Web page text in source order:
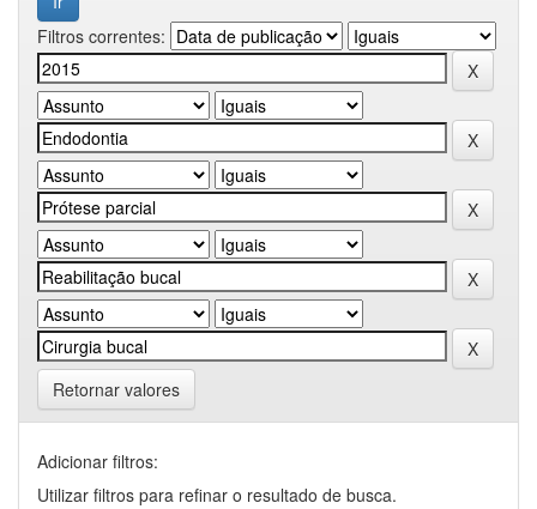
Filtros correntes:
Retornar valores
Adicionar filtros:
Utilizar filtros para refinar o resultado de busca.